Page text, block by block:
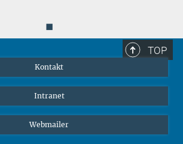
◼
TOP
Kontakt
Intranet
Webmailer